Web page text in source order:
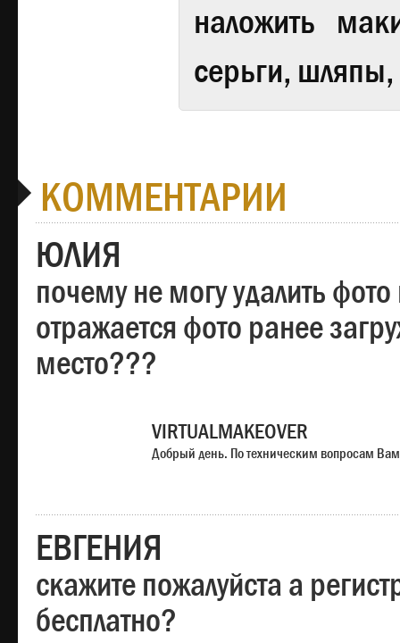
наложить
серьги,
КОММЕНТАРИИ
ЮЛИЯ
почему не могу удалить
отражается фото ранее
место???
VIRTUALMAKEOVER
Добрый день. По техническим вопросам
ЕВГЕНИЯ
скажите пожалуйста а
бесплатно?